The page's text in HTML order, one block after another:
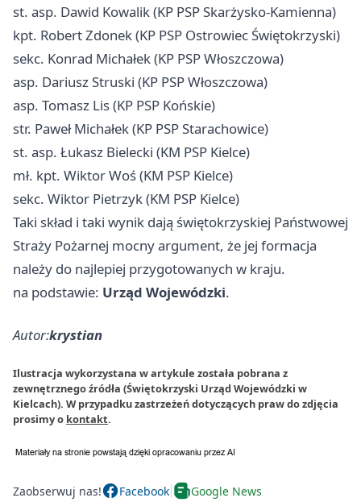
st. asp. Dawid Kowalik (KP PSP Skarżysko-Kamienna)
kpt. Robert Zdonek (KP PSP Ostrowiec Świętokrzyski)
sekc. Konrad Michałek (KP PSP Włoszczowa)
asp. Dariusz Struski (KP PSP Włoszczowa)
asp. Tomasz Lis (KP PSP Końskie)
str. Paweł Michałek (KP PSP Starachowice)
st. asp. Łukasz Bielecki (KM PSP Kielce)
mł. kpt. Wiktor Woś (KM PSP Kielce)
sekc. Wiktor Pietrzyk (KM PSP Kielce)
Taki skład i taki wynik dają świętokrzyskiej Państwowej
Straży Pożarnej mocny argument, że jej formacja
należy do najlepiej przygotowanych w kraju.
na podstawie: Urząd Wojewódzki.
Autor:krystian
Ilustracja wykorzystana w artykule została pobrana z
zewnętrznego źródła (Świętokrzyski Urząd Wojewódzki w
Kielcach). W przypadku zastrzeżeń dotyczących praw do zdjęcia
prosimy o kontakt.
Zaobserwuj nas! Facebook Google News